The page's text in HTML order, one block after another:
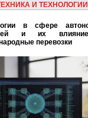
И ТЕХНОЛОГИИ
и их
перевозки